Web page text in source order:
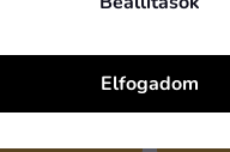
Elfogadom
8 db
1 190 Ft